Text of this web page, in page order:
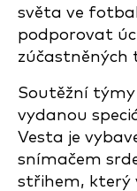
světa ve
podporovat
zúčastněných
Soutěžní
vydanou
Vesta je
snímačem
střihem, který